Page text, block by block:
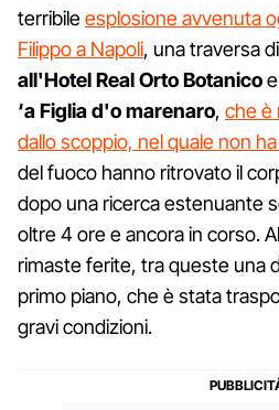
terribileesplosione avvenuta
Filippo a Napoli, una traversa di
all'Hotel Real Orto Botanico
‘a Figlia d'o marenaro, che è
dallo scoppio, nel quale non
del fuoco hanno ritrovato il
dopo una ricerca estenuante
oltre 4 ore e ancora in corso.
rimaste ferite, tra queste una
primo piano, che è stata
gravi condizioni.